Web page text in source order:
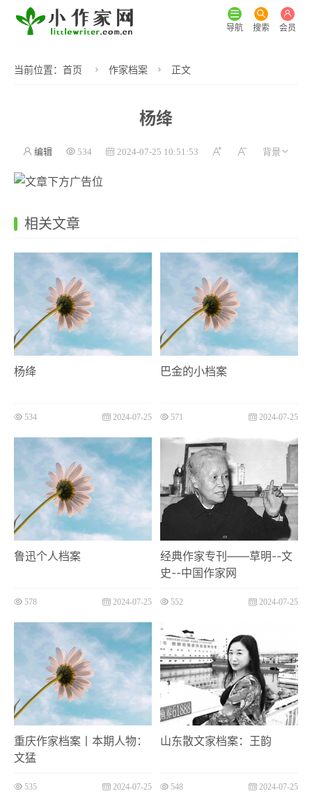
导航 搜索 会员
当前位置： 首页 作家档案 正文
杨绛
编辑 534 2024-07-25 10:51:53
相关文章
杨绛
534 2024-07-25
巴金的小档案
571 2024-07-25
鲁迅个人档案
578 2024-07-25
经典作家专刊——草明--文
史--中国作家网
552 2024-07-25
重庆作家档案丨本期人物：
文猛
535 2024-07-25
山东散文家档案：王韵
548 2024-07-25